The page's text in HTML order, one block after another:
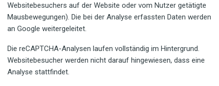
Websitebesuchers auf der Website oder vom Nutzer getätigte
Mausbewegungen). Die bei der Analyse erfassten Daten werden
an Google weitergeleitet.
Die reCAPTCHA-Analysen laufen vollständig im Hintergrund.
Websitebesucher werden nicht darauf hingewiesen, dass eine
Analyse stattfindet.